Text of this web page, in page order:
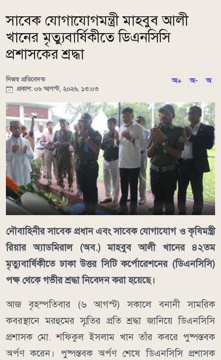
সাবেক যোগাযোগমন্ত্রী মাহবুব আলী
খানের মৃত্যুবার্ষিকীতে ডিএনসিসি
প্রশাসকের শ্রদ্ধা
নিজস্ব প্রতিবেদক
প্রকাশ: ০৬ আগস্ট, ২০২৬, ১৩:০৩
অ+ অ- অ
নৌবাহিনীর সাবেক প্রধান এবং সাবেক যোগাযোগ ও কৃষিমন্ত্রী
রিয়ার অ্যাডমিরাল (অব.) মাহবুব আলী খানের ৪২তম
মৃত্যুবার্ষিকীতে ঢাকা উত্তর সিটি কর্পোরেশনের (ডিএনসিসি)
পক্ষ থেকে গভীর শ্রদ্ধা নিবেদন করা হয়েছে।
আজ বৃহস্পতিবার (৬ আগস্ট) সকালে বনানী সামরিক
কবরস্থানে মরহুমের স্মৃতির প্রতি শ্রদ্ধা জানিয়ে ডিএনসিসি
প্রশাসক মো. শফিকুল ইসলাম খান তাঁর কবরে পুষ্পস্তবক
অর্পণ করেন। পুষ্পস্তবক অর্পণ শেষে ডিএনসিসি প্রশাসক